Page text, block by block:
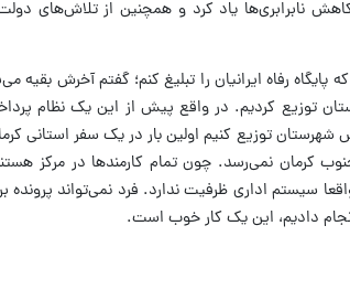
نابرابری‌ها یاد کرد و همچنین از تلاش‌های
رفاه ایرانیان را تبلیغ کنم؛ گفتم آخرش بقیه
توزیع کردیم. در واقع پیش از این یک نظام
شهرستان توزیع کنیم اولین بار در یک سفر استانی
نمی‌رسد. چون تمام کارمندها در مرکز
سیستم اداری ظرفیت ندارد. فرد نمی‌تواند پرونده